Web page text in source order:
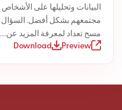
البيانات وتحليلها على
مجتمعهم بشكل أفضل. السؤال
مسح تعداد لمعرفة المزيد عن....
Preview
Download